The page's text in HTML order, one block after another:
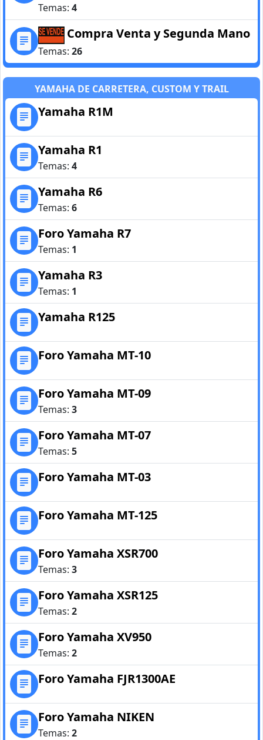
Temas: 4
Compra Venta y Segunda Mano
Temas: 26
YAMAHA DE CARRETERA, CUSTOM Y TRAIL
Yamaha R1M
Yamaha R1
Temas: 4
Yamaha R6
Temas: 6
Foro Yamaha R7
Temas: 1
Yamaha R3
Temas: 1
Yamaha R125
Foro Yamaha MT-10
Foro Yamaha MT-09
Temas: 3
Foro Yamaha MT-07
Temas: 5
Foro Yamaha MT-03
Foro Yamaha MT-125
Foro Yamaha XSR700
Temas: 3
Foro Yamaha XSR125
Temas: 2
Foro Yamaha XV950
Temas: 2
Foro Yamaha FJR1300AE
Foro Yamaha NIKEN
Temas: 2